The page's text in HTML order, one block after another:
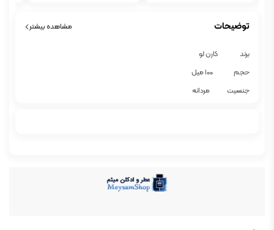
توضیحات مشاهده بیشتر
برند کارن لو
حجم 100 میل
جنسیت مردانه